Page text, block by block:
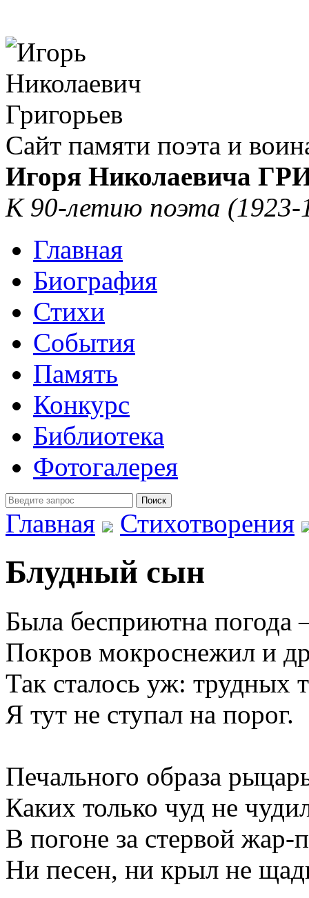
Сайт памяти поэта и
Игоря Николаевича
К 90-летию поэта (1923-
Главная
Биография
Стихи
События
Память
Конкурс
Библиотека
Фотогалерея
Главная
Стихотворения
Блудный сын
Была бесприютна
Покров мокроснежил и
Так сталось уж: трудных
Я тут не ступал на порог.
Печального образа
Каких только чуд не
В погоне за стервой жар-
Ни песен, ни крыл не